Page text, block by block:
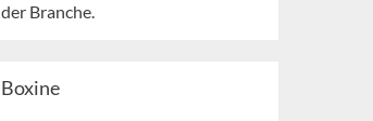
der Branche.
Boxine